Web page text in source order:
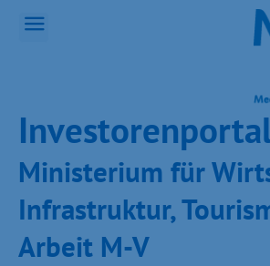
Ministeri­um für
Infra­struk­tur,
Ar­beit M-V